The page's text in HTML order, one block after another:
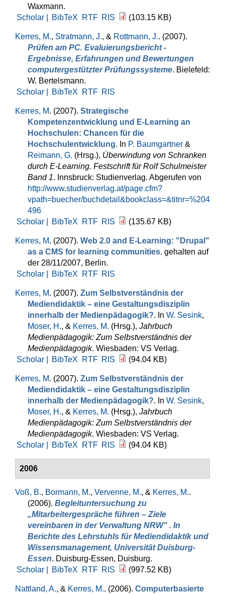
Waxmann.
Scholar |
BibTeX RTF RIS (103.15 KB)
Kerres, M., Stratmann, J., & Rottmann, J.. (2007).
Prüfen am PC. Evaluierungsbericht -
Ergebnisse, Erfahrungen und Bewertungen
computergestützter Prüfungssysteme. Bielefeld:
W. Bertelsmann.
Scholar |
BibTeX RTF RIS
Kerres, M. (2007). Strategische
Kompetenzentwicklung und E-Learning an
Hochschulen: Chancen für die
Hochschulentwicklung. In P. Baumgartner &
Reimann, G. (Hrsg.), Überwindung von Schranken
durch E-Learning. Festschrift für Rolf Schulmeister
Band 1. Innsbruck: Studienverlag. Abgerufen von
http://www.studienverlag.at/page.cfm?
vpath=buecher/buchdetail&bookclass=&titnr=%204
496
Scholar |
BibTeX RTF RIS (135.67 KB)
Kerres, M. (2007). Web 2.0 and E-Learning: "Drupal"
as a CMS for learning communities. gehalten auf
der 28/11/2007, Berlin.
Scholar |
BibTeX RTF RIS
Kerres, M. (2007). Zum Selbstverständnis der
Mediendidaktik – eine Gestaltungsdisziplin
innerhalb der Medienpädagogik?. In W. Sesink,
Moser, H., & Kerres, M. (Hrsg.), Jahrbuch
Medienpädagogik: Zum Selbstverständnis der
Medienpädagogik. Wiesbaden: VS Verlag.
Scholar |
BibTeX RTF RIS (94.04 KB)
Kerres, M. (2007). Zum Selbstverständnis der
Mediendidaktik – eine Gestaltungsdisziplin
innerhalb der Medienpädagogik?. In W. Sesink,
Moser, H., & Kerres, M. (Hrsg.), Jahrbuch
Medienpädagogik: Zum Selbstverständnis der
Medienpädagogik. Wiesbaden: VS Verlag.
Scholar |
BibTeX RTF RIS (94.04 KB)
2006
Voß, B., Bormann, M., Vervenne, M., & Kerres, M..
(2006). Begleituntersuchung zu
„Mitarbeitergespräche führen – Ziele
vereinbaren in der Verwaltung NRW" . In
Berichte des Lehrstuhls für Mediendidaktik und
Wissensmanagement, Universität Duisburg-
Essen. Duisburg-Essen, Duisburg.
Scholar |
BibTeX RTF RIS (997.52 KB)
Nattland, A., & Kerres, M.. (2006). Computerbasierte